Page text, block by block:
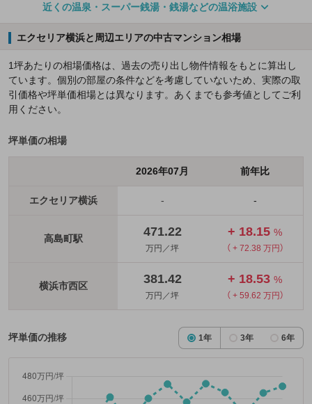
近くの温泉・スーパー銭湯・銭湯などの温浴施設
エクセリア横浜と周辺エリアの中古マンション相場
1坪あたりの相場価格は、過去の売り出し物件情報をもとに算出し
ています。個別の部屋の条件などを考慮していないため、実際の取
引価格や坪単価相場とは異なります。あくまでも参考値としてご利
用ください。
坪単価の相場
2026年07月 前年比
エクセリア横浜 - -
高島町駅 471.22
万円／坪
+ 18.15 %
（ + 72.38 万円）
横浜市西区 381.42
万円／坪
+ 18.53 %
（ + 59.62 万円）
坪単価の推移 1年 3年 6年